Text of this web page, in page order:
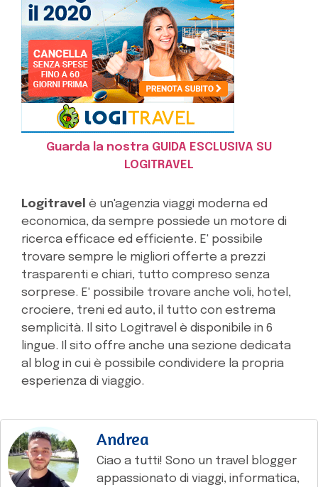
Guarda la nostra GUIDA ESCLUSIVA SU
LOGITRAVEL
Logitravel è un'agenzia viaggi moderna ed
economica, da sempre possiede un motore di
ricerca efficace ed efficiente. E' possibile
trovare sempre le migliori offerte a prezzi
trasparenti e chiari, tutto compreso senza
sorprese. E' possibile trovare anche voli, hotel,
crociere, treni ed auto, il tutto con estrema
semplicità. Il sito Logitravel è disponibile in 6
lingue. Il sito offre anche una sezione dedicata
al blog in cui è possibile condividere la propria
esperienza di viaggio.
Andrea
Ciao a tutti! Sono un travel blogger
appassionato di viaggi, informatica,